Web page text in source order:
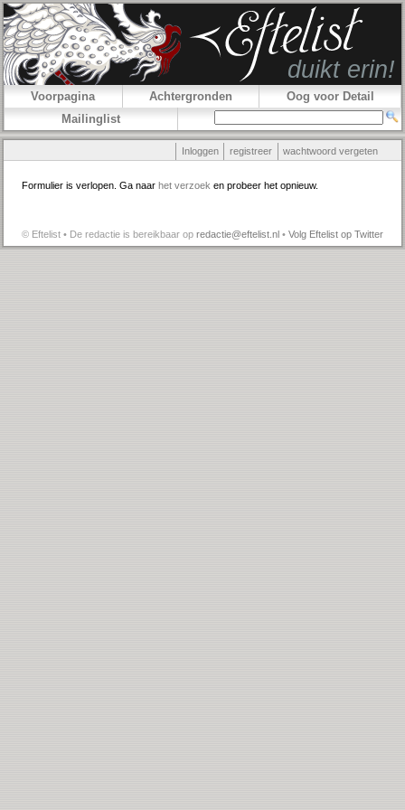
Voorpagina Achtergronden
Oog voor Detail
Mailinglist
Inloggen registreer wachtwoord vergeten
Formulier is verlopen. Ga naar het verzoek en probeer het opnieuw.
© Eftelist • De redactie is bereikbaar op redactie@eftelist.nl • Volg Eftelist op Twitter